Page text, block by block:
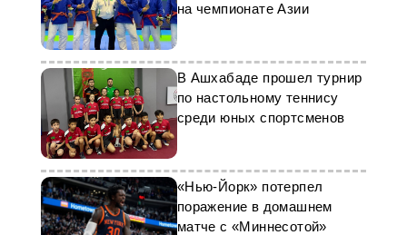
на чемпионате Азии
В Ашхабаде прошел турнир
по настольному теннису
среди юных спортсменов
«Нью-Йорк» потерпел
поражение в домашнем
матче с «Миннесотой»